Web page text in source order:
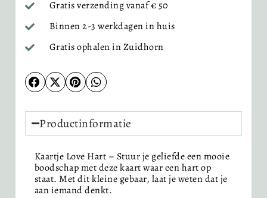
Gratis verzending vanaf € 50
Binnen 2-3 werkdagen in huis
Gratis ophalen in Zuidhorn
Productinformatie
Kaartje Love Hart – Stuur je geliefde een mooie
boodschap met deze kaart waar een hart op
staat. Met dit kleine gebaar, laat je weten dat je
aan iemand denkt.